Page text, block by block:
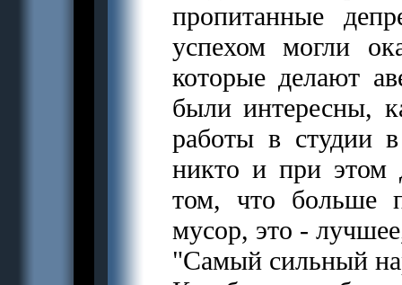
пропитанные
успехом могли
которые делают
были интересны,
работы в студии
никто и при этом
том, что больше
мусор, это -
"Самый сильный